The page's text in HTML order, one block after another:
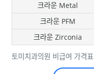
토미치과의원 비급여 가격표
크라운 Metal
크라운 PFM
크라운 Zirconia